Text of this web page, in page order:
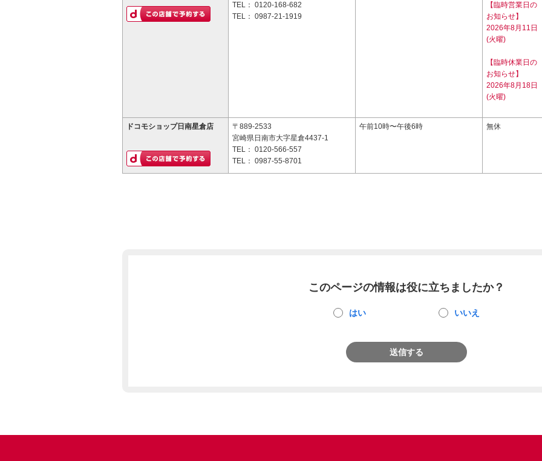
TEL： 0120-168-682
TEL： 0987-21-1919
【臨時営業日の
お知らせ】
2026年8月11日
(火曜)
【臨時休業日の
お知らせ】
2026年8月18日
(火曜)
ドコモショップ日南星倉店
〒889-2533
宮崎県日南市大字星倉4437-1
TEL： 0120-566-557
TEL： 0987-55-8701
午前10時〜午後6時 無休
このページの情報は役に立ちましたか？
はい いいえ
送信する